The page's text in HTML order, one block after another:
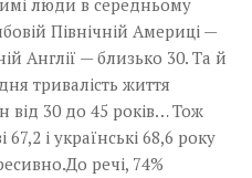
люди в середньому
Північній Америці —
Англії — близько 30. Та й
тривалість життя
від 30 до 45 років… Тож
і українські 68,6 року
речі, 74%